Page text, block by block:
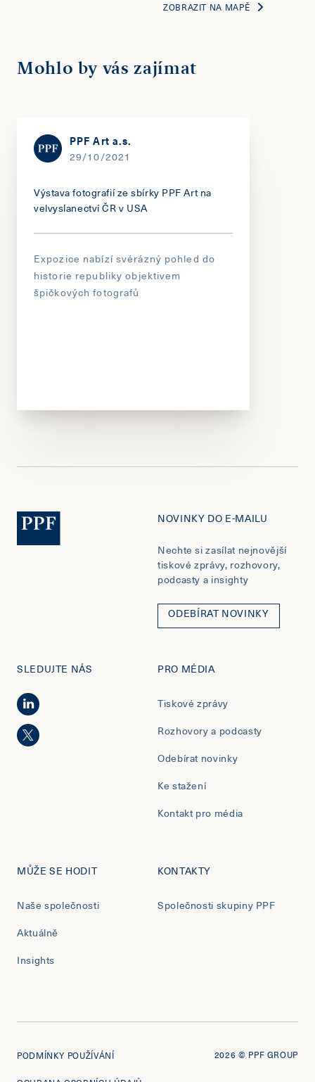
ZOBRAZIT NA MAPĚ
Mohlo by vás zajímat
PPF Art a.s.
29/10/2021
Výstava fotografií ze sbírky PPF Art na
velvyslanectví ČR v USA
Expozice nabízí svérázný pohled do
historie republiky objektivem
špičkových fotografů
NOVINKY DO E-MAILU
Nechte si zasílat nejnovější
tiskové zprávy, rozhovory,
podcasty a insighty
ODEBÍRAT NOVINKY
SLEDUJTE NÁS PRO MÉDIA
Tiskové zprávy
Rozhovory a podcasty
Odebírat novinky
Ke stažení
Kontakt pro média
MŮŽE SE HODIT
Naše společnosti
Aktuálně
Insights
KONTAKTY
Společnosti skupiny PPF
PODMÍNKY POUŽÍVÁNÍ 2026 © PPF GROUP